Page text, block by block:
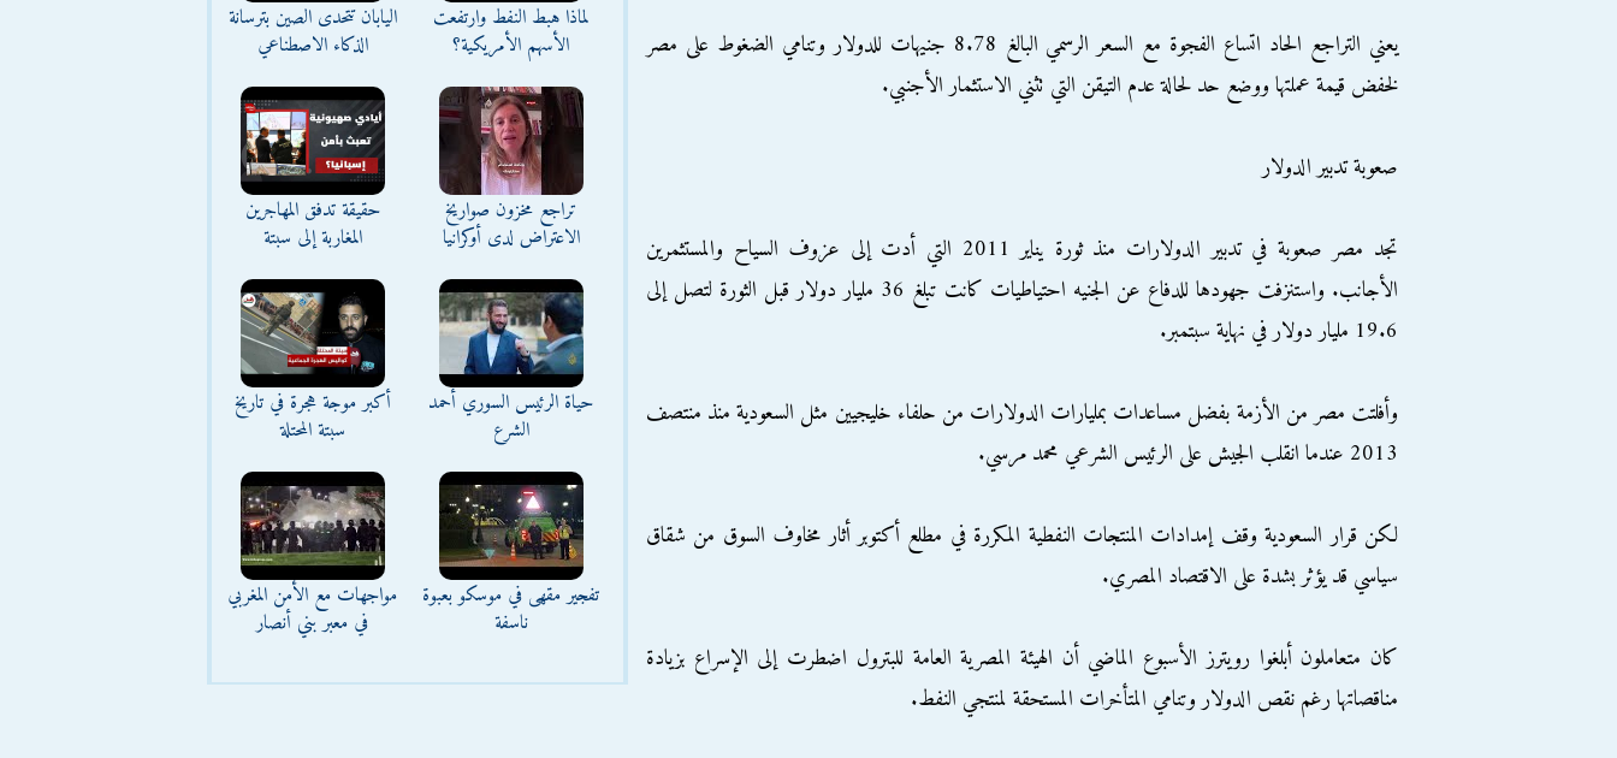
يعني التراجع الحاد اتساع الفجوة مع السعر الرسمي البالغ 8.78 جنيهات للدولار وتنامي الضغوط على مصر
لخفض قيمة عملتها ووضع حد لحالة عدم التيقن التي تثني الاستثمار الأجنبي.
صعوبة تدبير الدولار
تجد مصر صعوبة في تدبير الدولارات منذ ثورة يناير 2011 التي أدت إلى عزوف السياح والمستثمرين
الأجانب. واستنزفت جهودها للدفاع عن الجنيه احتياطيات كانت تبلغ 36 مليار دولار قبل الثورة لتصل إلى
19.6 مليار دولار في نهاية سبتمبر.
وأفلتت مصر من الأزمة بفضل مساعدات بمليارات الدولارات من حلفاء خليجيين مثل السعودية منذ منتصف
2013 عندما انقلب الجيش على الرئيس الشرعي محمد مرسي.
لكن قرار السعودية وقف إمدادات المنتجات النفطية المكررة في مطلع أكتوبر أثار مخاوف السوق من شقاق
سياسي قد يؤثر بشدة على الاقتصاد المصري.
كان متعاملون أبلغوا رويترز الأسبوع الماضي أن الهيئة المصرية العامة للبترول اضطرت إلى الإسراع بزيادة
مناقصاتها رغم نقص الدولار وتنامي المتأخرات المستحقة لمنتجي النفط.
لماذا هبط النفط وارتفعت
الأسهم الأمريكية؟
اليابان تتحدى الصين بترسانة
الذكاء الاصطناعي
تراجع مخزون صواريخ
الاعتراض لدى أوكرانيا
حقيقة تدفق المهاجرين
المغاربة إلى سبتة
حياة الرئيس السوري أحمد
الشرع
أكبر موجة هجرة في تاريخ
سبتة المحتلة
تفجير مقهى في موسكو بعبوة
ناسفة
مواجهات مع الأمن المغربي
في معبر بني أنصار